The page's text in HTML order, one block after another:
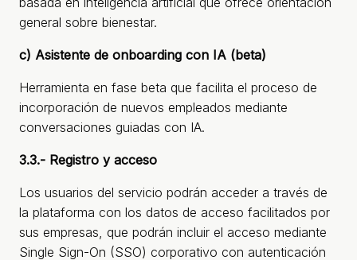
general sobre bienestar.
c) Asistente de onboarding con IA (beta)
Herramienta en fase beta que facilita el proceso de
incorporación de nuevos empleados mediante
conversaciones guiadas con IA.
3.3.- Registro y acceso
Los usuarios del servicio podrán acceder a través de
la plataforma con los datos de acceso facilitados por
sus empresas, que podrán incluir el acceso mediante
Single Sign-On (SSO) corporativo con autenticación